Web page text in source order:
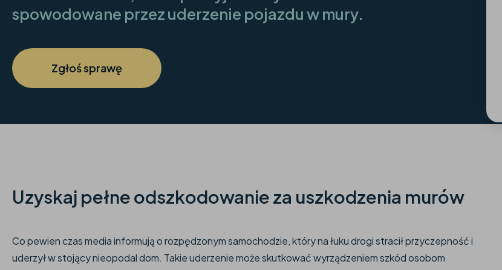
spowodowane przez uderzenie pojazdu w mury.
Zgłoś sprawę
Uzyskaj pełne odszkodowanie za uszkodzenia murów
Co pewien czas media informują o rozpędzonym samochodzie, który na łuku drogi stracił przyczepność i
uderzył w stojący nieopodal dom. Takie uderzenie może skutkować wyrządzeniem szkód osobom